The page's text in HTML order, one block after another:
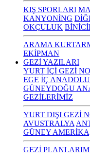
KIŞ SPORLARI
KANYONİNG
OKÇULUK
ARAMA
EKİPMAN
GEZİ YAZILARI
YURT İÇİ GEZİ
EGE İÇ ANADOLU
GÜNEYDOĞU
GEZİLERİMİZ
YURT DIŞI GEZİ
AVUSTRALYA
GÜNEY AMERİKA
GEZİ